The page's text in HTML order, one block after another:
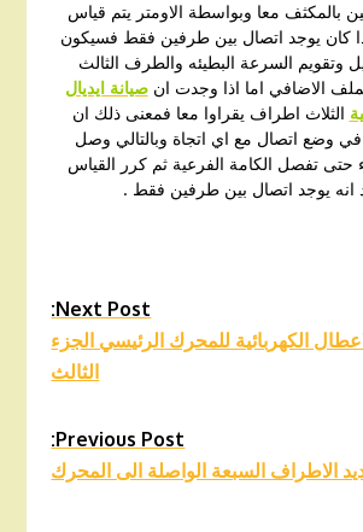
بالمكثف معا وبواسطة الاومتر يتم قياس
كان يوجد اتصال بين طرفين فقط فسيكون
وتقويم السرعة البطيئه والطرف الثالث
الاضافي اما اذا وجدت انصيانة ايديال
الثلاث اطراف يقراوا معا فمعنى ذلك ان
في وضع اتصال مع اي اتجاة وبالتالي وصل
حتى تفصل الكامة الفرعية ثم كرر القياس
انه يوجد اتصال بين طرفين فقط .
Next Post:
الكهربائية للمحرك الرئيسي الجزء
الثالث
Previous Post:
الاطراف السبعة الواصلة الى المحرك